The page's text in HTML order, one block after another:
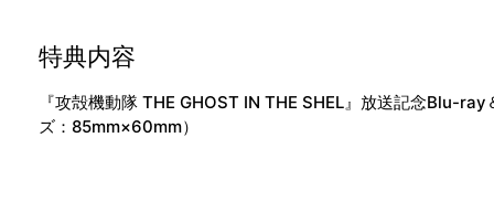
特典内容
『攻殻機動隊 THE GHOST IN THE SHEL』放送記念Blu-
ズ：85mm×60mm）